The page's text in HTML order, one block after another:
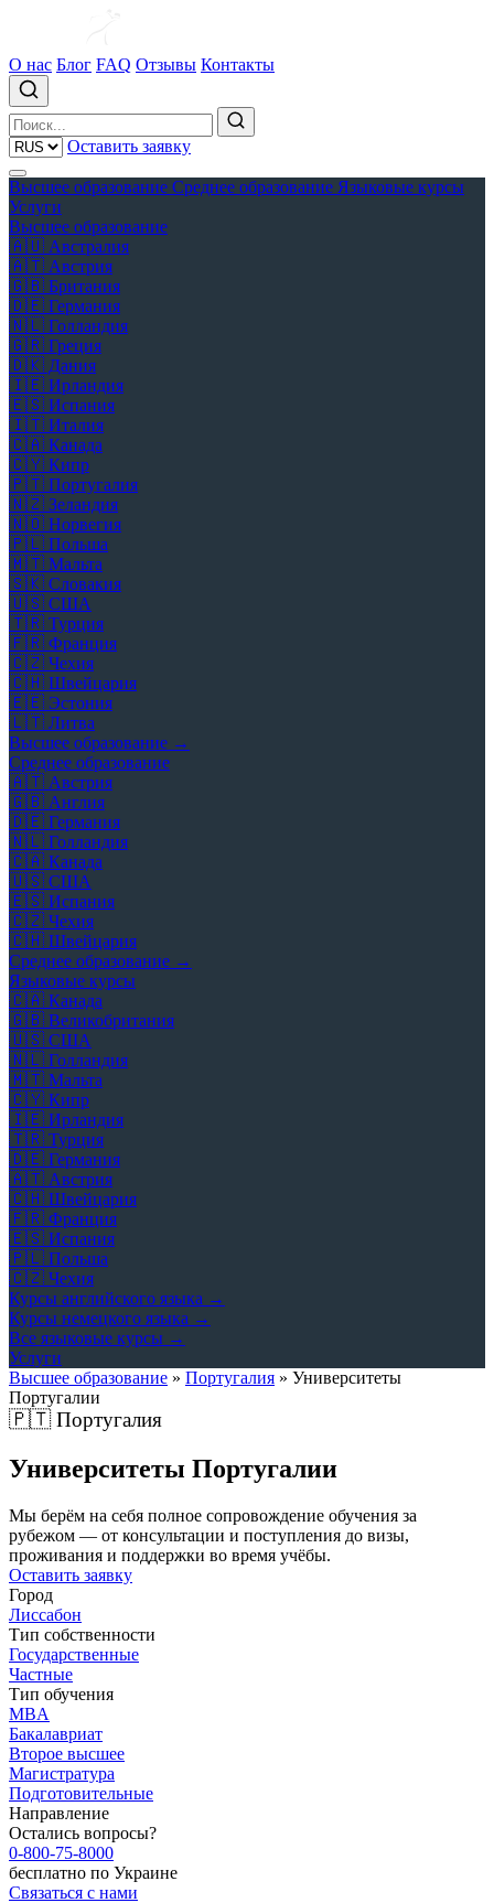
О нас Блог FAQ Отзывы Контакты
Оставить заявку
Высшее образование Среднее образование Языковые курсы
Услуги
Высшее образование
🇦🇺 Австралия
🇦🇹 Австрия
🇬🇧 Британия
🇩🇪 Германия
🇳🇱 Голландия
🇬🇷 Греция
🇩🇰 Дания
🇮🇪 Ирландия
🇪🇸 Испания
🇮🇹 Италия
🇨🇦 Канада
🇨🇾 Кипр
🇵🇹 Португалия
🇳🇿 Зеландия
🇳🇴 Норвегия
🇵🇱 Польша
🇲🇹 Мальта
🇸🇰 Словакия
🇺🇸 США
🇹🇷 Турция
🇫🇷 Франция
🇨🇿 Чехия
🇨🇭 Швейцария
🇪🇪 Эстония
🇱🇹 Литва
Высшее образование →
Среднее образование
🇦🇹 Австрия
🇬🇧 Англия
🇩🇪 Германия
🇳🇱 Голландия
🇨🇦 Канада
🇺🇸 США
🇪🇸 Испания
🇨🇿 Чехия
🇨🇭 Швейцария
Среднее образование →
Языковые курсы
🇨🇦 Канада
🇬🇧 Великобритания
🇺🇸 США
🇳🇱 Голландия
🇲🇹 Мальта
🇨🇾 Кипр
🇮🇪 Ирландия
🇹🇷 Турция
🇩🇪 Германия
🇦🇹 Австрия
🇨🇭 Швейцария
🇫🇷 Франция
🇪🇸 Испания
🇵🇱 Польша
🇨🇿 Чехия
Курсы английского языка →
Курсы немецкого языка →
Все языковые курсы →
Услуги
Высшее образование » Португалия » Университеты
Португалии
🇵🇹Португалия
Университеты Португалии
Мы берём на себя полное сопровождение обучения за
рубежом — от консультации и поступления до визы,
проживания и поддержки во время учёбы.
Оставить заявку
Город
Лиссабон
Тип собственности
Государственные
Частные
Тип обучения
MBA
Бакалавриат
Второе высшее
Магистратура
Подготовительные
Направление
Остались вопросы?
0-800-75-8000
бесплатно по Украине
Связаться с нами